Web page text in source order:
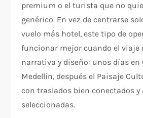
premium o el turista que no
genérico. En vez de centrarse
vuelo más hotel, este tipo de
funcionar mejor cuando el viaje
narrativa y diseño: unos días en
Medellín, después el Paisaje
con traslados bien conectados
seleccionadas.